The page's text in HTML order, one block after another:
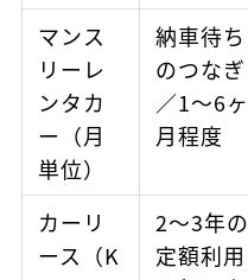
マンス
リーレ
ンタカ
ー（月
単位）
納車待ち
のつなぎ
／1〜6ヶ
月程度
カーリ
ース（K
2〜3年の
定額利用